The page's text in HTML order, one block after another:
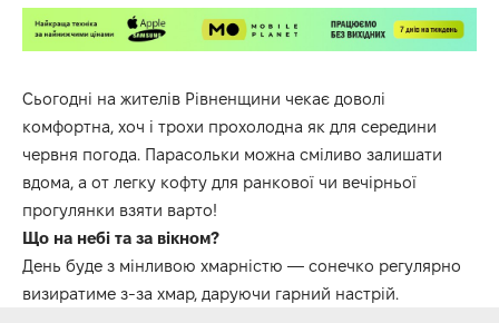
Сьогодні на жителів Рівненщини чекає доволі
комфортна, хоч і трохи прохолодна як для середини
червня погода. Парасольки можна сміливо залишати
вдома, а от легку кофту для ранкової чи вечірньої
прогулянки взяти варто!
Що на небі та за вікном?
День буде з мінливою хмарністю — сонечко регулярно
визиратиме з-за хмар, даруючи гарний настрій.